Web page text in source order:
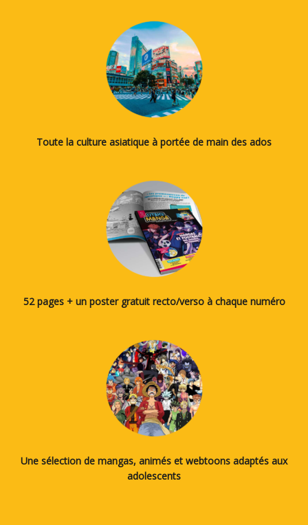
Toute la culture asiatique à portée de main des ados
52 pages + un poster gratuit recto/verso à chaque numéro
Une sélection de mangas, animés et webtoons adaptés aux
adolescents